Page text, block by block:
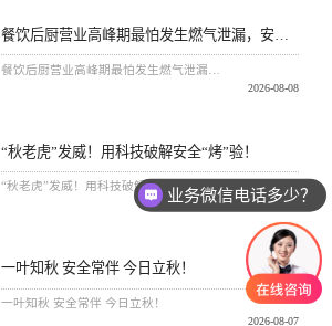
2026-08-08
“秋老虎”发威！用科技破解安全“烤”验！
“秋老虎”发威！用科技破解安全“烤”验！
2026-08-07
一叶知秋 安全常伴 今日立秋！
一叶知秋 安全常伴 今日立秋！
2026-08-07
业务微信电话多少？